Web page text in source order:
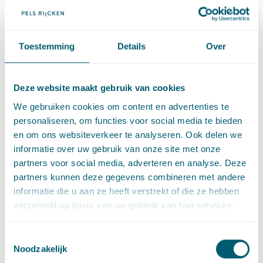
Toestemming Details Over
Deze website maakt gebruik van cookies
We gebruiken cookies om content en advertenties te
personaliseren, om functies voor social media te bieden
en om ons websiteverkeer te analyseren. Ook delen we
informatie over uw gebruik van onze site met onze
partners voor social media, adverteren en analyse. Deze
partners kunnen deze gegevens combineren met andere
informatie die u aan ze heeft verstrekt of die ze hebben
verzameld op basis van uw gebruik van hun services.
Noodzakelijk
Monique de Witte en Ephraim Dekkers gingen in op integriteit.
bepaald, maar wordt ingekleurd door context en is subjectief.
de normalisering. Dit is geregeld in de Ambtenarenwet 2017.
Onder het huidige recht zijn bovengenoemde eisen door het
bevoegd gezag veelal vertaald in een gedrags- of
integriteitscode voor ambtenaren. Overtreding van de code, of
gedrag dat anderszins als normoverschrijdend wordt
aangemerkt, kan disciplinair worden bestraft. De op te leggen
(ambtelijke) disciplinaire maatregelen kennen een grote
variatie. Titel 10 van Boek 7 BW bevat slechts twee wettelijke
maatregelen, te weten: de boete en dit slechts onder zeer
Hoewel de nieuwe Ambtenarenwet juist geen wijziging beoogt
ter zake van de (integriteits)eisen die aan ambtenaren worden